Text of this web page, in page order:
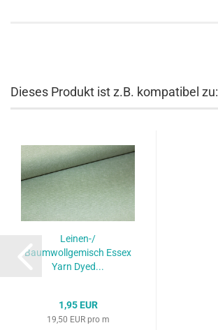
Dieses Produkt ist z.B. kompatibel zu:
Leinen-/
Baumwollgemisch Essex
Yarn Dyed...
1,95 EUR
19,50 EUR pro m